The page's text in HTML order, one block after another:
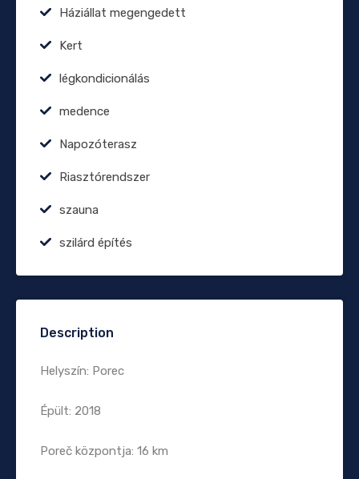
Háziállat megengedett
Kert
légkondicionálás
medence
Napozóterasz
Riasztórendszer
szauna
szilárd építés
Description
Helyszín: Porec
Épült: 2018
Poreč központja: 16 km